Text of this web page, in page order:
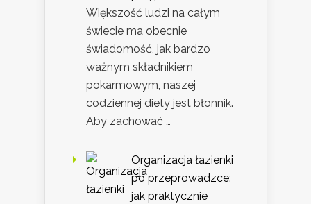
Większość ludzi na całym
świecie ma obecnie
świadomość, jak bardzo
ważnym składnikiem
pokarmowym, naszej
codziennej diety jest błonnik.
Aby zachować …
Organizacja łazienki
po przeprowadzce:
jak praktycznie